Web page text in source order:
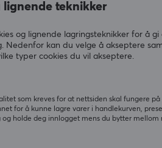
VIS MER
så også
lignende teknikker
og lignende lagringsteknikker for å gi
Nedenfor kan du velge å akseptere
typer cookies du vil akseptere.
som kreves for at nettsiden skal fungere
for å kunne lagre varer i handlekurven,
holde deg innlogget mens du bytter mellom